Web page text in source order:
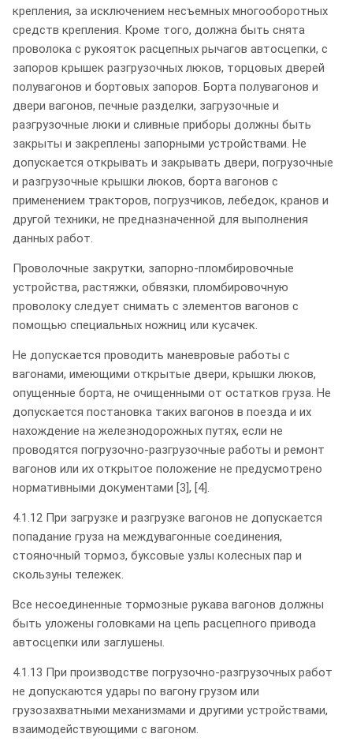
крепления, за исключением несъемных многооборотных
средств крепления. Кроме того, должна быть снята
проволока с рукояток расцепных рычагов автосцепки, с
запоров крышек разгрузочных люков, торцовых дверей
полувагонов и бортовых запоров. Борта полувагонов и
двери вагонов, печные разделки, загрузочные и
разгрузочные люки и сливные приборы должны быть
закрыты и закреплены запорными устройствами. Не
допускается открывать и закрывать двери, погрузочные
и разгрузочные крышки люков, борта вагонов с
применением тракторов, погрузчиков, лебедок, кранов и
другой техники, не предназначенной для выполнения
данных работ.
Проволочные закрутки, запорно-пломбировочные
устройства, растяжки, обвязки, пломбировочную
проволоку следует снимать с элементов вагонов с
помощью специальных ножниц или кусачек.
Не допускается проводить маневровые работы с
вагонами, имеющими открытые двери, крышки люков,
опущенные борта, не очищенными от остатков груза. Не
допускается постановка таких вагонов в поезда и их
нахождение на железнодорожных путях, если не
проводятся погрузочно-разгрузочные работы и ремонт
вагонов или их открытое положение не предусмотрено
нормативными документами [3], [4].
4.1.12 При загрузке и разгрузке вагонов не допускается
попадание груза на междувагонные соединения,
стояночный тормоз, буксовые узлы колесных пар и
скользуны тележек.
Все несоединенные тормозные рукава вагонов должны
быть уложены головками на цепь расцепного привода
автосцепки или заглушены.
4.1.13 При производстве погрузочно-разгрузочных работ
не допускаются удары по вагону грузом или
грузозахватными механизмами и другими устройствами,
взаимодействующими с вагоном.